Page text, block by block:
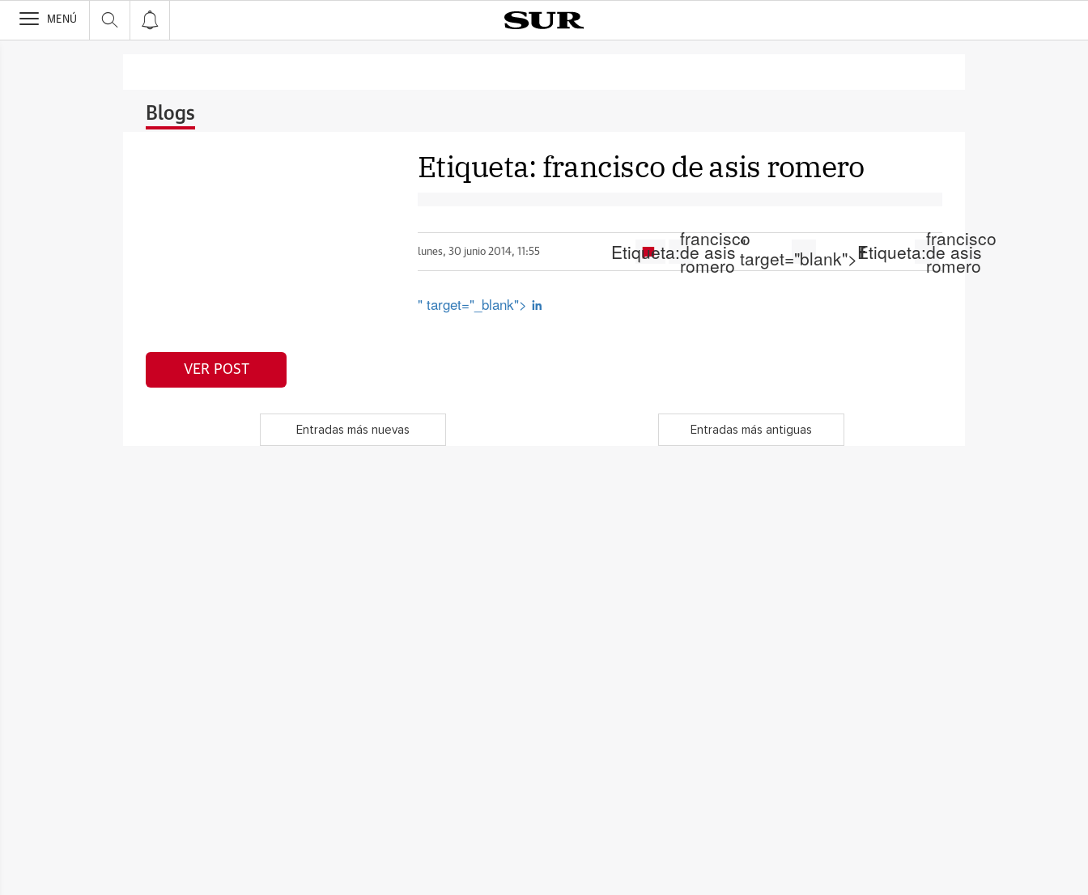
>
MENÚ
Blogs
Etiqueta: francisco de asis romero
lunes, 30 junio 2014, 11:55 Etiqueta:
francisco
de asis
romero
"
target="blank">Etiqueta:
francisco
de asis
romero
" target="_blank">
VER POST
Entradas más nuevas Entradas más antiguas